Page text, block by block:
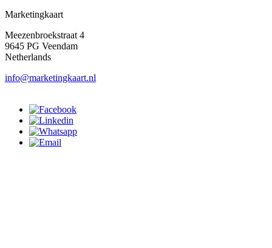
Marketingkaart
Meezenbroekstraat 4
9645 PG Veendam
Netherlands
info@marketingkaart.nl